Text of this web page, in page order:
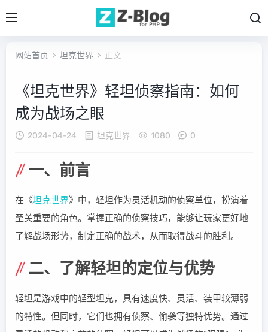
网站首页 > 坦克世界 > 正文
《坦克世界》轻坦侦察指南：如何
成为战场之眼
2024-04-24 坦克世界 1080 0
一、前言
在《坦克世界》中，轻坦作为灵活机动的侦察单位，扮演着
至关重要的角色。掌握正确的侦察技巧，能够让玩家更好地
了解战场形势，制定正确的战术，从而取得战斗的胜利。
二、了解轻坦的定位与优势
轻坦是游戏中的轻型坦克，具有速度快、灵活、装甲较薄弱
的特性。但同时，它们也拥有侦察、偷袭等独特优势。通过